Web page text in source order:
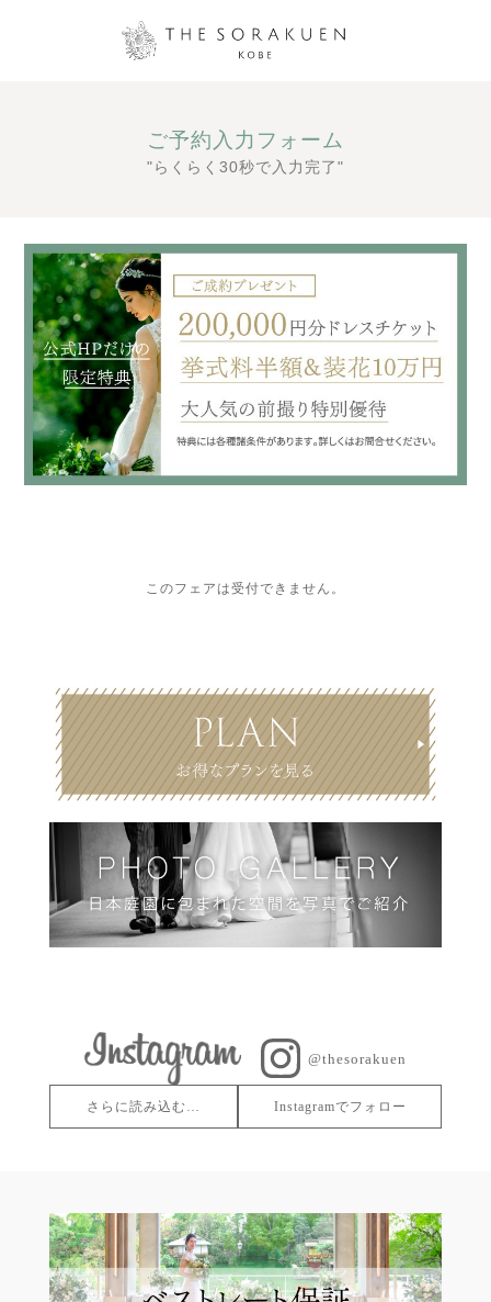
ご予約入力フォーム
"らくらく30秒で入力完了"
このフェアは受付できません。
@thesorakuen
さらに読み込む… Instagramでフォロー